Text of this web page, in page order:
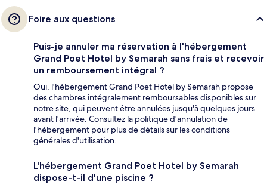
Foire aux questions
Puis-je annuler ma réservation à l'hébergement
Grand Poet Hotel by Semarah sans frais et recevoir
un remboursement intégral ?
Oui, l'hébergement Grand Poet Hotel by Semarah propose
des chambres intégralement remboursables disponibles sur
notre site, qui peuvent être annulées jusqu'à quelques jours
avant l'arrivée. Consultez la politique d'annulation de
l'hébergement pour plus de détails sur les conditions
générales d'utilisation.
L'hébergement Grand Poet Hotel by Semarah
dispose-t-il d'une piscine ?